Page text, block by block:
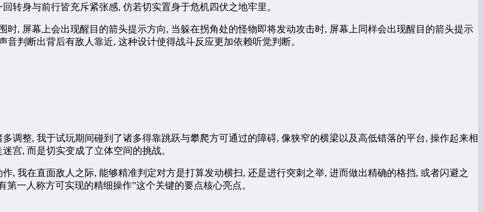
转身与前行皆充斥紧张感, 仿若切实置身于危机四伏之地牢里。
, 屏幕上会出现醒目的箭头提示方向, 当躲在拐角处的怪物即将发动攻击时, 屏幕上同样会出现醒目的箭头提示
判断出背后有敌人靠近, 这种设计使得战斗反应更加依赖听觉判断。
调整, 我于试玩期间碰到了诸多得靠跳跃与攀爬方可通过的障碍, 像狭窄的横梁以及高低错落的平台, 操作起来相
宫, 而是切实变成了立体空间的挑战。
, 我在直面敌人之际, 能够精准判定对方是打算发动横扫, 还是进行突刺之举, 进而做出精确的格挡, 或者闪避之
一人称方可实现的精细操作”这个关键的要点核心亮点。